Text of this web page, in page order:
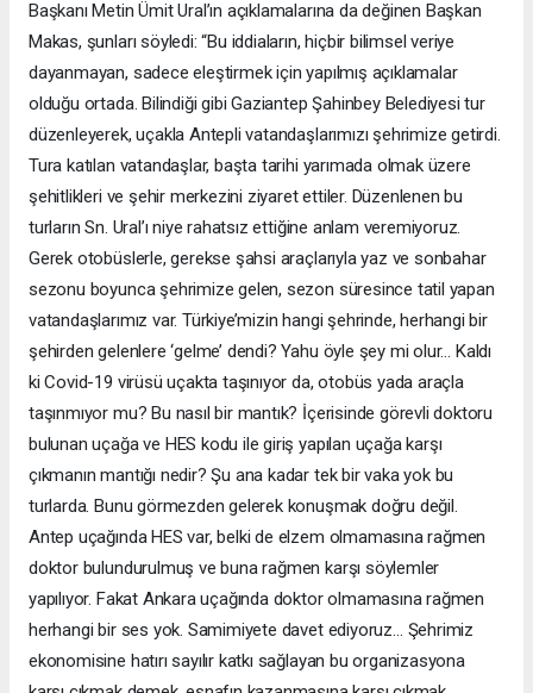
Başkanı Metin Ümit Ural’ın açıklamalarına da değinen Başkan
Makas, şunları söyledi: “Bu iddiaların, hiçbir bilimsel veriye
dayanmayan, sadece eleştirmek için yapılmış açıklamalar
olduğu ortada. Bilindiği gibi Gaziantep Şahinbey Belediyesi tur
düzenleyerek, uçakla Antepli vatandaşlarımızı şehrimize getirdi.
Tura katılan vatandaşlar, başta tarihi yarımada olmak üzere
şehitlikleri ve şehir merkezini ziyaret ettiler. Düzenlenen bu
turların Sn. Ural’ı niye rahatsız ettiğine anlam veremiyoruz.
Gerek otobüslerle, gerekse şahsi araçlarıyla yaz ve sonbahar
sezonu boyunca şehrimize gelen, sezon süresince tatil yapan
vatandaşlarımız var. Türkiye’mizin hangi şehrinde, herhangi bir
şehirden gelenlere ‘gelme’ dendi? Yahu öyle şey mi olur… Kaldı
ki Covid-19 virüsü uçakta taşınıyor da, otobüs yada araçla
taşınmıyor mu? Bu nasıl bir mantık? İçerisinde görevli doktoru
bulunan uçağa ve HES kodu ile giriş yapılan uçağa karşı
çıkmanın mantığı nedir? Şu ana kadar tek bir vaka yok bu
turlarda. Bunu görmezden gelerek konuşmak doğru değil.
Antep uçağında HES var, belki de elzem olmamasına rağmen
doktor bulundurulmuş ve buna rağmen karşı söylemler
yapılıyor. Fakat Ankara uçağında doktor olmamasına rağmen
herhangi bir ses yok. Samimiyete davet ediyoruz… Şehrimiz
ekonomisine hatırı sayılır katkı sağlayan bu organizasyona